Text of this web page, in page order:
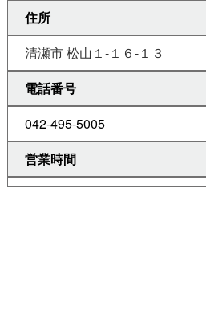
住所
清瀬市 松山１-１６-１３
電話番号
042-495-5005
営業時間